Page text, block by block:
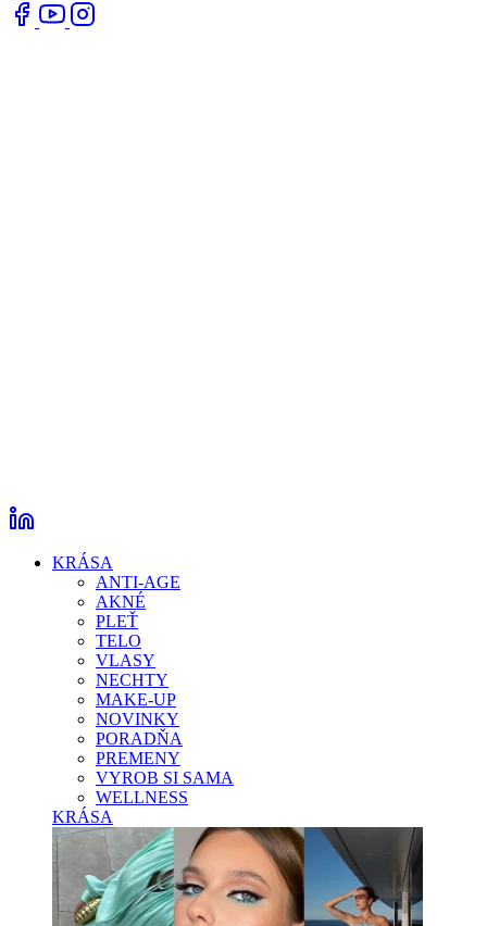
KRÁSA
ANTI-AGE
AKNÉ
PLEŤ
TELO
VLASY
NECHTY
MAKE-UP
NOVINKY
PORADŇA
PREMENY
VYROB SI SAMA
WELLNESS
KRÁSA